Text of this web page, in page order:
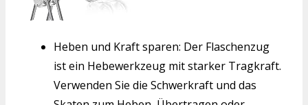
Heben und Kraft sparen: Der Flaschenzug
ist ein Hebewerkzeug mit starker Tragkraft.
Verwenden Sie die Schwerkraft und das